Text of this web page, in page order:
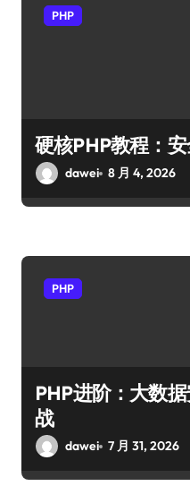
PHP
硬核PHP教程：
dawei 8 月 4, 2026
PHP
PHP进阶：大数
战
dawei 7 月 31, 2026